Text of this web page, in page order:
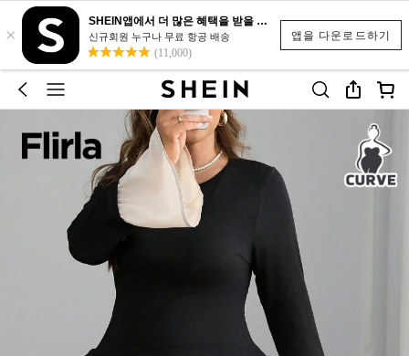
앱을 다운로드하기
×
SHEIN앱에서 더 많은 혜택을 받을 수 있어요.
신규회원 누구나 무료 항공 배송
(11,000)